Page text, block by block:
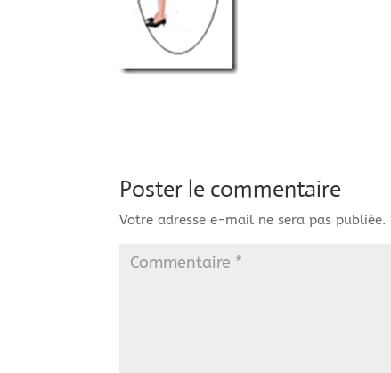
Poster le commentaire
Votre adresse e-mail ne sera pas publiée.